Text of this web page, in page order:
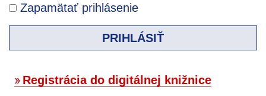
Zapamätať prihlásenie
PRIHLÁSIŤ
Registrácia do digitálnej knižnice